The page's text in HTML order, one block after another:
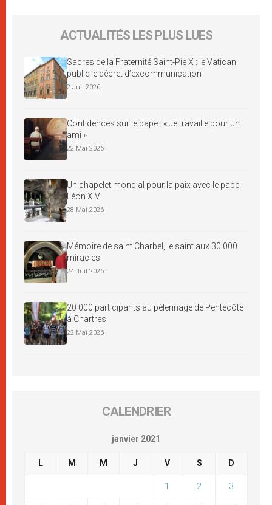
ACTUALITÉS LES PLUS LUES
Sacres de la Fraternité Saint-Pie X : le Vatican
publie le décret d’excommunication
2 Juil 2026
Confidences sur le pape : « Je travaille pour un
ami »
22 Mai 2026
Un chapelet mondial pour la paix avec le pape
Léon XIV
28 Mai 2026
Mémoire de saint Charbel, le saint aux 30 000
miracles
24 Juil 2026
20 000 participants au pèlerinage de Pentecôte
à Chartres
22 Mai 2026
CALENDRIER
janvier 2021
L M M J V S D
1 2 3